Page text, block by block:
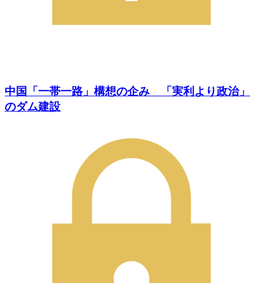
中国「一帯一路」構想の企み 「実利より政治」
のダム建設